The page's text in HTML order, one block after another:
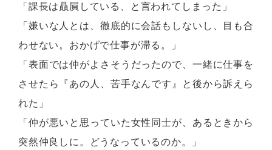
「課長は贔屓している、と言われてしまった」
「嫌いな人とは、徹底的に会話もしないし、目も合
わせない。おかげで仕事が滞る。」
「表面では仲がよさそうだったので、一緒に仕事を
させたら『あの人、苦手なんです』と後から訴えら
れた」
「仲が悪いと思っていた女性同士が、あるときから
突然仲良しに。どうなっているのか。」